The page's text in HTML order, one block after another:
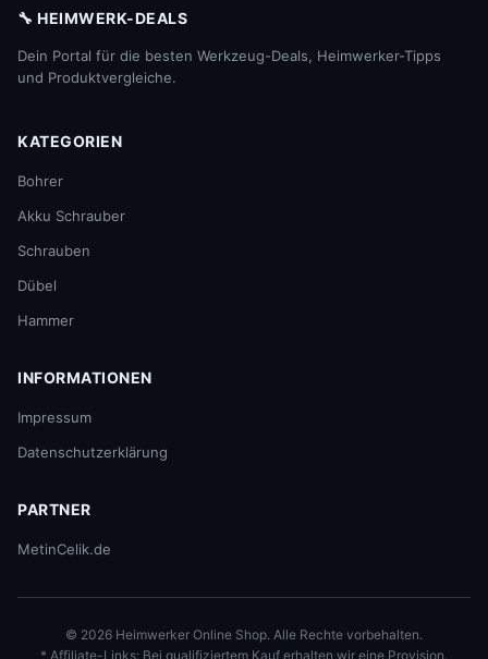
🔧 HEIMWERK-DEALS
Dein Portal für die besten Werkzeug-Deals, Heimwerker-Tipps
und Produktvergleiche.
KATEGORIEN
Bohrer
Akku Schrauber
Schrauben
Dübel
Hammer
INFORMATIONEN
Impressum
Datenschutzerklärung
PARTNER
MetinCelik.de
© 2026 Heimwerker Online Shop. Alle Rechte vorbehalten.
* Affiliate-Links: Bei qualifiziertem Kauf erhalten wir eine Provision.